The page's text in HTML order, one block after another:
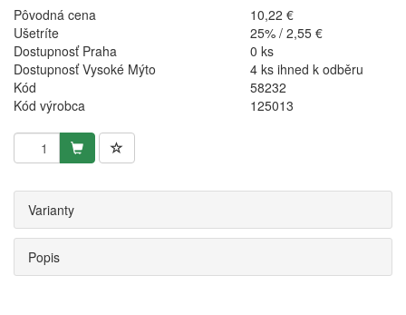
Pôvodná cena
10,22 €
Ušetríte
25% / 2,55 €
Dostupnosť Praha
0 ks
Dostupnosť Vysoké Mýto
4 ks ihned k odběru
Kód
58232
Kód výrobca
125013
Varianty
Popis